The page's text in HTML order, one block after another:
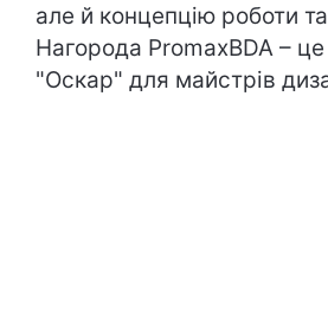
але й концепцію роботи
Нагорода PromaxBDA –
"Оскар" для майстрів